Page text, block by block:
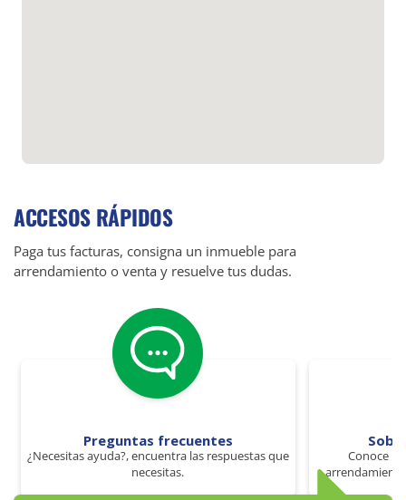
ACCESOS RÁPIDOS
Paga tus facturas, consigna un inmueble para
arrendamiento o venta y resuelve tus dudas.
Preguntas frecuentes
¿Necesitas ayuda?, encuentra las respuestas que
necesitas.
Conoce